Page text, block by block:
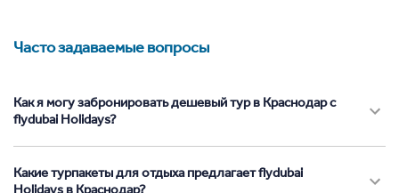
Часто задаваемые вопросы
Как я могу забронировать дешевый тур в Краснодар с
flydubai Holidays?
Какие турпакеты для отдыха предлагает flydubai
Holidays в Краснодар?